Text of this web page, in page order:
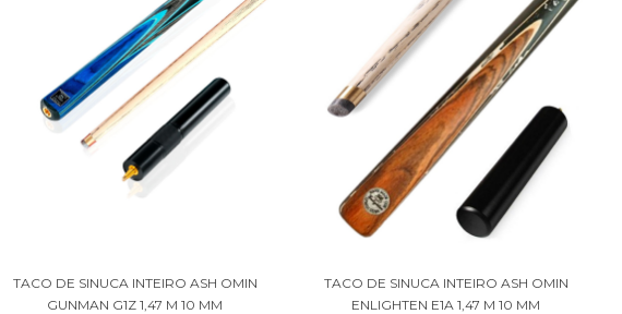
TACO DE SINUCA INTEIRO ASH OMIN
GUNMAN G1Z 1,47 M 10 MM
TACO DE SINUCA INTEIRO ASH OMIN
ENLIGHTEN E1A 1,47 M 10 MM